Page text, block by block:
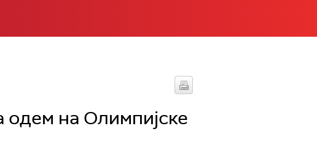
на Олимпијске